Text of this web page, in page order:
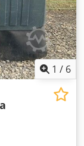
1 / 6